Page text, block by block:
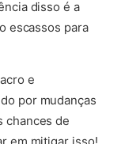
disso é a
escassos para
e
por mudanças
chances de